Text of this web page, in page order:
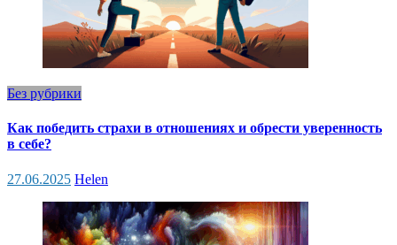
Без рубрики
Как победить страхи в отношениях и обрести уверенность
в себе?
27.06.2025 Helen